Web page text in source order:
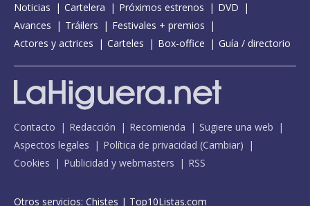
Noticias Cartelera Próximos estrenos
DVD
Avances
Tráilers
Festivales + premios
Actores y actrices
Carteles Box-office Guía / directorio
Contacto Redacción Recomienda
Sugiere una web
Aspectos legales
Política de privacidad (Cambiar)
Cookies
Publicidad y webmasters RSS
Otros servicios: Chistes | Top10Listas.com